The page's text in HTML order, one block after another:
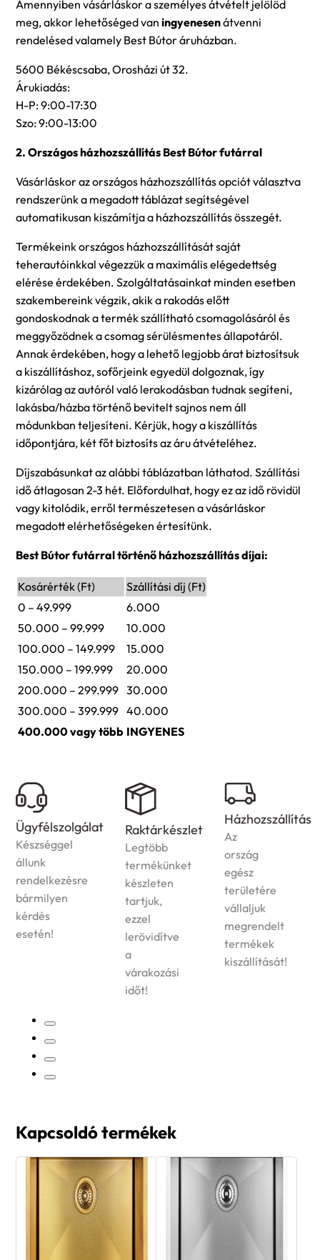
Amennyiben vásárláskor a személyes átvételt jelölöd
meg, akkor lehetőséged van ingyenesenátvenni
rendelésed valamely Best Bútor áruházban.
5600 Békéscsaba, Orosházi út 32.
Árukiadás:
H-P: 9:00-17:30
Szo: 9:00-13:00
2. Országos házhozszállítás Best Bútor futárral
Vásárláskor az országos házhozszállítás opciót választva
rendszerünk a megadott táblázat segítségével
automatikusan kiszámítja a házhozszállítás összegét.
Termékeink országos házhozszállítását saját
teherautóinkkal végezzük a maximális elégedettség
elérése érdekében. Szolgáltatásainkat minden esetben
szakembereink végzik, akik a rakodás előtt
gondoskodnak a termék szállítható csomagolásáról és
meggyőzödnek a csomag sérülésmentes állapotáról.
Annak érdekében, hogy a lehető legjobb árat biztosítsuk
a kiszállításhoz, sofőrjeink egyedül dolgoznak, így
kizárólag az autóról való lerakodásban tudnak segíteni,
lakásba/házba történő bevitelt sajnos nem áll
módunkban teljesíteni. Kérjük, hogy a kiszállítás
időpontjára, két főt biztosíts az áru átvételéhez.
Díjszabásunkat az alábbi táblázatban láthatod. Szállítási
idő átlagosan 2-3 hét. Előfordulhat, hogy ez az idő rövidül
vagy kitolódik, erről természetesen a vásárláskor
megadott elérhetőségeken értesítünk.
Best Bútor futárral történő házhozszállítás díjai:
Kosárérték (Ft)
Szállítási díj (Ft)
0 – 49.999
6.000
50.000 – 99.999
10.000
100.000 – 149.999
15.000
150.000 – 199.999
20.000
200.000 – 299.999 30.000
300.000 – 399.999 40.000
400.000 vagy több INGYENES
Ügyfélszolgálat
Készséggel
állunk
rendelkezésre
bármilyen
kérdés
esetén!
Raktárkészlet
Legtöbb
termékünket
készleten
tartjuk,
ezzel
lerövidítve
a
várakozási
időt!
Házhozszállítás
Az
ország
egész
területére
vállaljuk
megrendelt
termékek
kiszállítását!
Kapcsoldó termékek